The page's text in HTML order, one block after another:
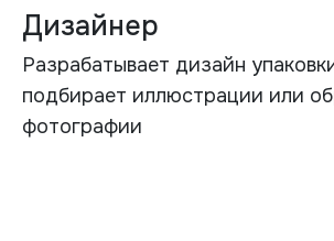
Дизайнер
Разрабатывает дизайн
подбирает иллюстрации или
фотографии